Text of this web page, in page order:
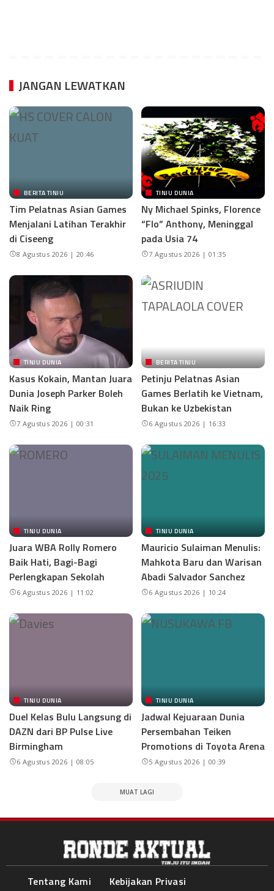
JANGAN LEWATKAN
BERITA TINJU
Tim Pelatnas Asian Games
Menjalani Latihan Terakhir
di Ciseeng
8 Agustus 2026 | 20:46
TINJU DUNIA
Ny Michael Spinks, Florence
“Flo” Anthony, Meninggal
pada Usia 74
7 Agustus 2026 | 01:35
TINJU DUNIA
Kasus Kokain, Mantan Juara
Dunia Joseph Parker Boleh
Naik Ring
7 Agustus 2026 | 00:31
BERITA TINJU
Petinju Pelatnas Asian
Games Berlatih ke Vietnam,
Bukan ke Uzbekistan
6 Agustus 2026 | 16:33
TINJU DUNIA
Juara WBA Rolly Romero
Baik Hati, Bagi-Bagi
Perlengkapan Sekolah
6 Agustus 2026 | 11:02
TINJU DUNIA
Mauricio Sulaiman Menulis:
Mahkota Baru dan Warisan
Abadi Salvador Sanchez
6 Agustus 2026 | 10:24
TINJU DUNIA
Duel Kelas Bulu Langsung di
DAZN dari BP Pulse Live
Birmingham
6 Agustus 2026 | 08:05
TINJU DUNIA
Jadwal Kejuaraan Dunia
Persembahan Teiken
Promotions di Toyota Arena
5 Agustus 2026 | 00:39
MUAT LAGI
Tentang Kami Kebijakan Privasi